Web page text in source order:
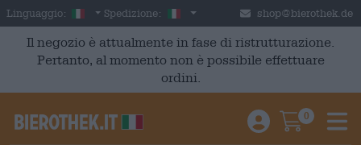
Skip to main content
Linguaggio: Italian
Spedizione: Italia shop@bierothek.de
Il negozio è attualmente in fase di ristrutturazione.
Pertanto, al momento non è possibile effettuare
ordini.
Einloggen /
0